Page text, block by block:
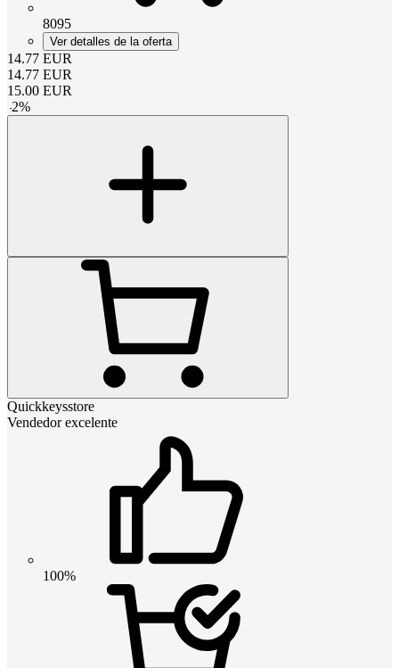
8095
Ver detalles de la oferta
14.77 EUR
14.77 EUR
15.00 EUR
-2%
Quickkeysstore
Vendedor excelente
100%